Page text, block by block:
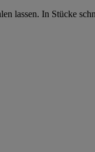
lassen. In Stücke